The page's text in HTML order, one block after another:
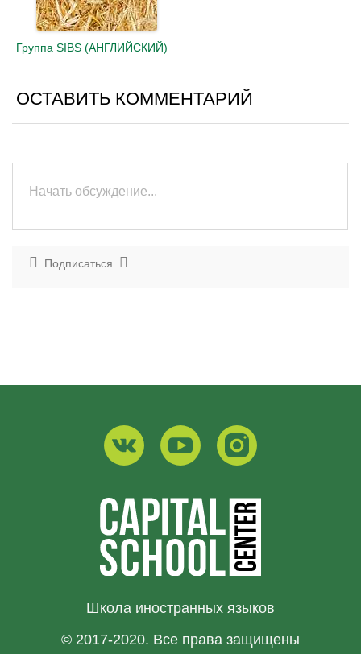
Группа SIBS (АНГЛИЙСКИЙ)
ОСТАВИТЬ КОММЕНТАРИЙ
Подписаться
Школа иностранных языков
© 2017-2020. Все права защищены